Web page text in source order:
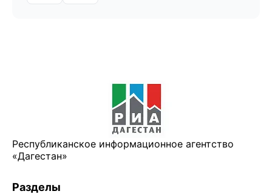
Республиканское информационное агентство
«Дагестан»
Разделы